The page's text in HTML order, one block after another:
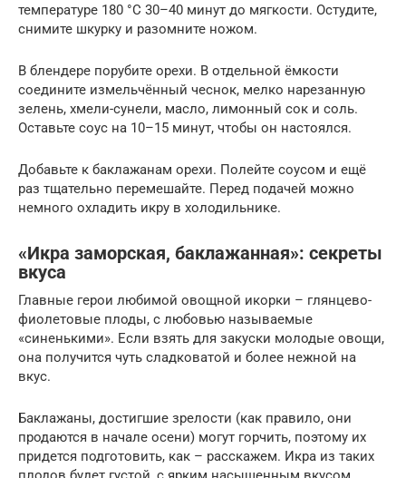
температуре 180 °C 30–40 минут до мягкости. Остудите,
снимите шкурку и разомните ножом.
В блендере порубите орехи. В отдельной ёмкости
соедините измельчённый чеснок, мелко нарезанную
зелень, хмели-сунели, масло, лимонный сок и соль.
Оставьте соус на 10–15 минут, чтобы он настоялся.
Добавьте к баклажанам орехи. Полейте соусом и ещё
раз тщательно перемешайте. Перед подачей можно
немного охладить икру в холодильнике.
«Икра заморская, баклажанная»: секреты
вкуса
Главные герои любимой овощной икорки – глянцево-
фиолетовые плоды, с любовью называемые
«синенькими». Если взять для закуски молодые овощи,
она получится чуть сладковатой и более нежной на
вкус.
Баклажаны, достигшие зрелости (как правило, они
продаются в начале осени) могут горчить, поэтому их
придется подготовить, как – расскажем. Икра из таких